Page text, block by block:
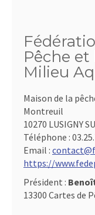
Pêche
Milieu
Maison de la
Montreuil
10270 LUSIGNY
Téléphone :
Email :
https://
Président :
13300 Cartes de